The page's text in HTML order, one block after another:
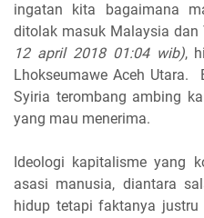
ingatan kita bagaimana
ditolak masuk Malaysia dan
12 april 2018 01:04 wib),
Lhokseumawe Aceh Utara.
Syiria terombang ambing
yang mau menerima.
Ideologi kapitalisme yang
asasi manusia, diantara
hidup tetapi faktanya justru